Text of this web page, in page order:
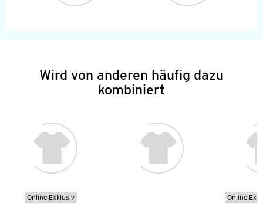
Wird von anderen häufig dazu
kombiniert
Online Exklusiv
Online